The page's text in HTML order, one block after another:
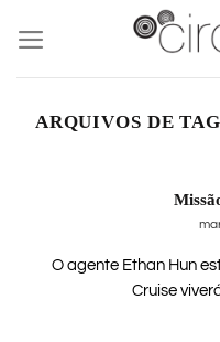
content
ARQUIVOS DE
O agente Ethan Hun
Cruise